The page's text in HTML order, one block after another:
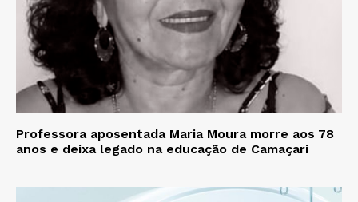
Professora aposentada Maria Moura morre aos 78
anos e deixa legado na educação de Camaçari